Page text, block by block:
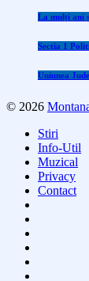
La mulți ani
Sectia 1
Uniunea
© 2026
Stiri
Info-Util
Muzical
Privacy
Contact